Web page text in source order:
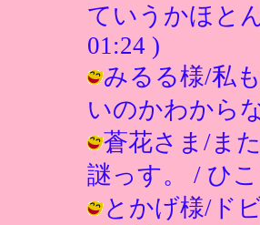
ていうかほと
01:24 )
みるる様/私
いのかわから
蒼花さま/ま
謎っす。 / ひこ
とかげ様/ド